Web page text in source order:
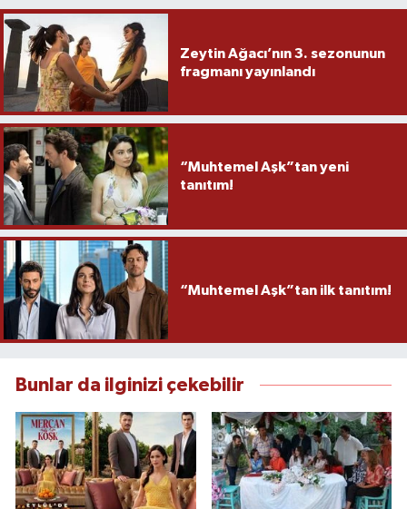
Zeytin Ağacı’nın 3. sezonunun
fragmanı yayınlandı
“Muhtemel Aşk”tan yeni
tanıtım!
“Muhtemel Aşk”tan ilk tanıtım!
Bunlar da ilginizi çekebilir